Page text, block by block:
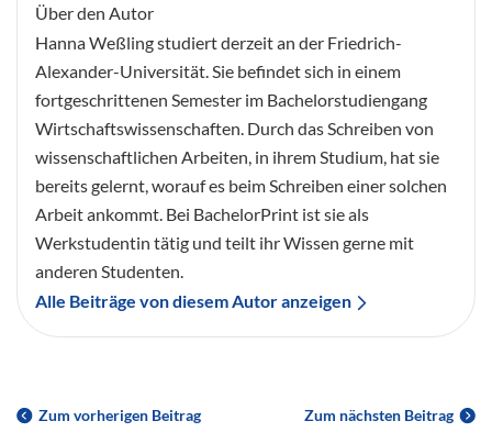
Über den Autor
Hanna Weßling studiert derzeit an der Friedrich-
Alexander-Universität. Sie befindet sich in einem
fortgeschrittenen Semester im Bachelorstudiengang
Wirtschaftswissenschaften. Durch das Schreiben von
wissenschaftlichen Arbeiten, in ihrem Studium, hat sie
bereits gelernt, worauf es beim Schreiben einer solchen
Arbeit ankommt. Bei BachelorPrint ist sie als
Werkstudentin tätig und teilt ihr Wissen gerne mit
anderen Studenten.
Alle Beiträge von diesem Autor anzeigen
Zum vorherigen Beitrag Zum nächsten Beitrag